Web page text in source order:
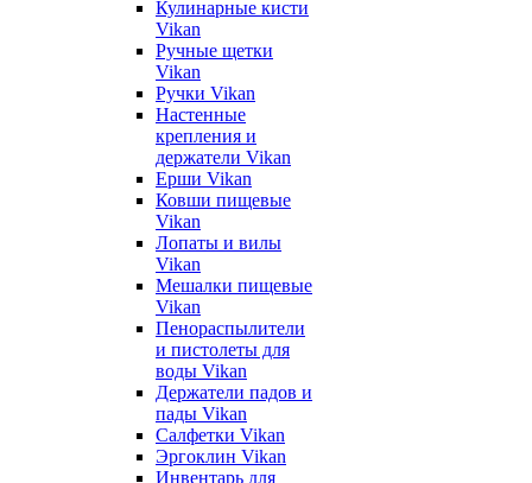
Кулинарные кисти
Vikan
Ручные щетки
Vikan
Ручки Vikan
Настенные
крепления и
держатели Vikan
Ерши Vikan
Ковши пищевые
Vikan
Лопаты и вилы
Vikan
Мешалки пищевые
Vikan
Пенораспылители
и пистолеты для
воды Vikan
Держатели падов и
пады Vikan
Салфетки Vikan
Эргоклин Vikan
Инвентарь для